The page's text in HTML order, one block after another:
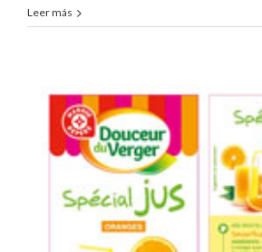
du
Leer más